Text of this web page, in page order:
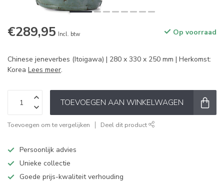
€289,95 Incl. btw Op voorraad
Chinese jeneverbes (Itoigawa) | 280 x 330 x 250 mm | Herkomst:
Korea Lees meer.
TOEVOEGEN AAN WINKELWAGEN
Toevoegen om te vergelijken Deel dit product
Persoonlijk advies
Unieke collectie
Goede prijs-kwaliteit verhouding